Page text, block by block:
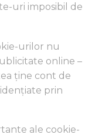
uri imposibil de
urilor nu
online –
ține cont de
prin
ale cookie-